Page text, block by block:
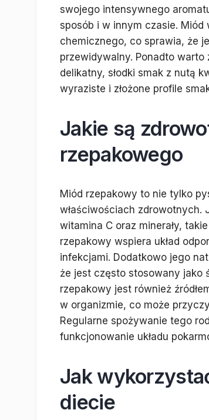
swojego intensywnego
sposób i w innym czasie.
chemicznego, co sprawia, że
przewidywalny. Ponadto
delikatny, słodki smak z nutą
wyraziste i złożone profile
Jakie są
rzepakowego
Miód rzepakowy to nie tylko
właściwościach zdrowotnych.
witamina C oraz minerały,
rzepakowy wspiera układ
infekcjami. Dodatkowo jego
że jest często stosowany jako
rzepakowy jest również
w organizmie, co może
Regularne spożywanie tego
funkcjonowanie układu
Jak
diecie